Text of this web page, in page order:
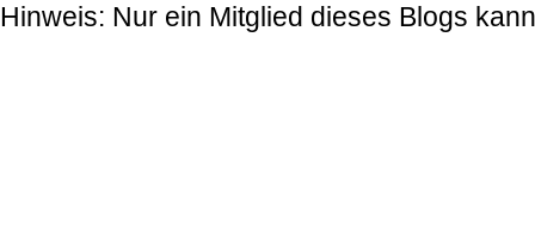
Hinweis: Nur ein Mitglied dieses Blogs